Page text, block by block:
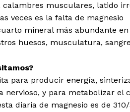
calambres musculares, latido
veces es la falta de magnesio
mineral más abundante
huesos, musculatura,
para producir energía,
nervioso, y para metabolizar el
diaria de magnesio es de